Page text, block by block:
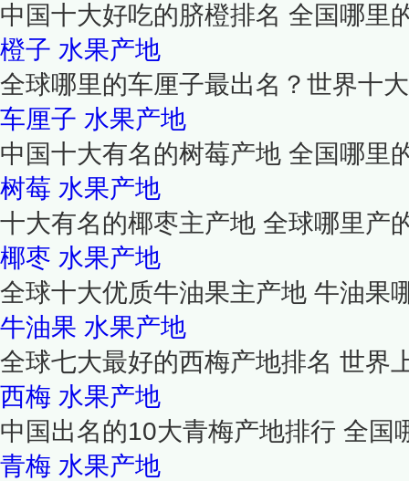
中国十大好吃的脐橙排名 全国哪里
橙子 水果产地
全球哪里的车厘子最出名？世界十
车厘子 水果产地
中国十大有名的树莓产地 全国哪里
树莓 水果产地
十大有名的椰枣主产地 全球哪里产
椰枣 水果产地
全球十大优质牛油果主产地 牛油果
牛油果 水果产地
全球七大最好的西梅产地排名 世界
西梅 水果产地
中国出名的10大青梅产地排行 全国
青梅 水果产地